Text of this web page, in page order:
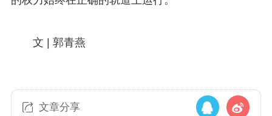
文 | 郭青燕
文章分享